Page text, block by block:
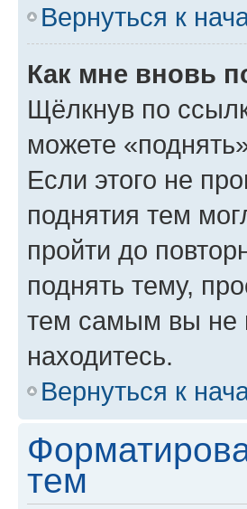
Вернуться к
Как мне вновь
Щёлкнув по
можете
Если этого не
поднятия тем
пройти до
поднять тему,
тем самым вы не
находитесь.
Вернуться к
тем